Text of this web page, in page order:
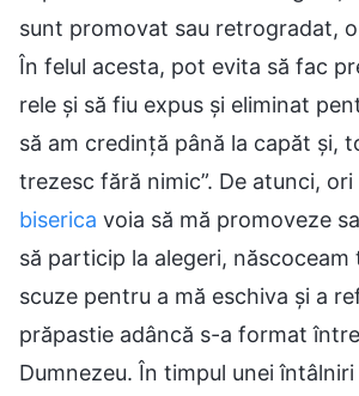
sunt promovat sau retrogradat,
În felul acesta, pot evita să fac
rele și să fiu expus și eliminat
să am credință până la capăt și,
trezesc fără nimic”. De atunci,
biserica voia să mă promoveze
să particip la alegeri,
scuze pentru a mă eschiva și a
prăpastie adâncă s-a format
Dumnezeu. În timpul unei